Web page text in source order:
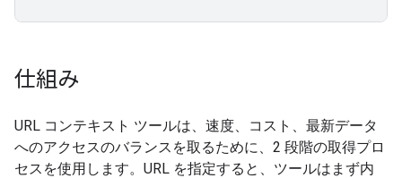
仕組み
URL コンテキスト ツールは、速度、コスト、最新データ
へのアクセスのバランスを取るために、2 段階の取得プロ
セスを使用します。URL を指定すると、ツールはまず内